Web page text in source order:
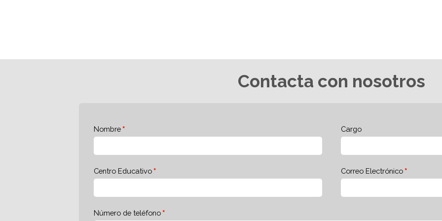
Contacta con nosotros
Nombre Cargo
Centro Educativo Correo Electrónico
Número de teléfono